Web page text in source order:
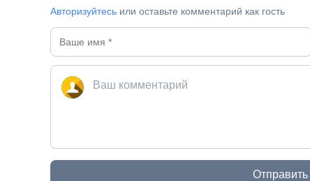
Авторизуйтесь или оставьте комментарий как гость